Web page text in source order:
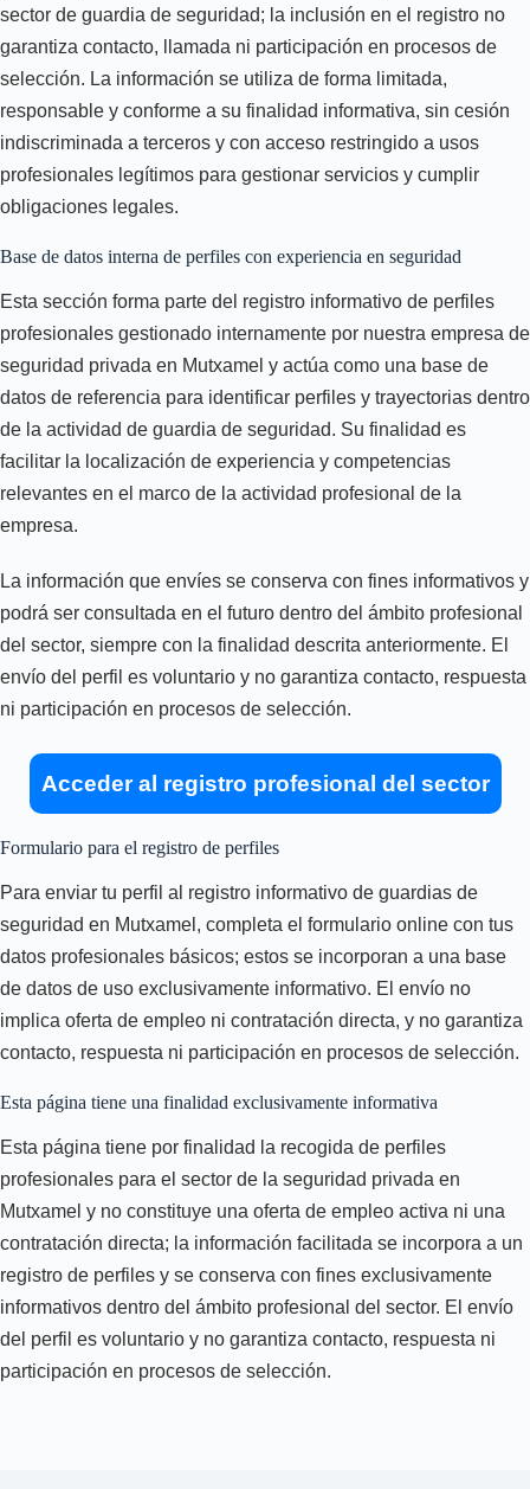
sector de guardia de seguridad; la inclusión en el registro no
garantiza contacto, llamada ni participación en procesos de
selección. La información se utiliza de forma limitada,
responsable y conforme a su finalidad informativa, sin cesión
indiscriminada a terceros y con acceso restringido a usos
profesionales legítimos para gestionar servicios y cumplir
obligaciones legales.
Base de datos interna de perfiles con experiencia en seguridad
Esta sección forma parte del registro informativo de perfiles
profesionales gestionado internamente por nuestra empresa de
seguridad privada en Mutxamel y actúa como una base de
datos de referencia para identificar perfiles y trayectorias dentro
de la actividad de guardia de seguridad. Su finalidad es
facilitar la localización de experiencia y competencias
relevantes en el marco de la actividad profesional de la
empresa.
La información que envíes se conserva con fines informativos y
podrá ser consultada en el futuro dentro del ámbito profesional
del sector, siempre con la finalidad descrita anteriormente. El
envío del perfil es voluntario y no garantiza contacto, respuesta
ni participación en procesos de selección.
Acceder al registro profesional del sector
Formulario para el registro de perfiles
Para enviar tu perfil al registro informativo de guardias de
seguridad en Mutxamel, completa el formulario online con tus
datos profesionales básicos; estos se incorporan a una base
de datos de uso exclusivamente informativo. El envío no
implica oferta de empleo ni contratación directa, y no garantiza
contacto, respuesta ni participación en procesos de selección.
Esta página tiene una finalidad exclusivamente informativa
Esta página tiene por finalidad la recogida de perfiles
profesionales para el sector de la seguridad privada en
Mutxamel y no constituye una oferta de empleo activa ni una
contratación directa; la información facilitada se incorpora a un
registro de perfiles y se conserva con fines exclusivamente
informativos dentro del ámbito profesional del sector. El envío
del perfil es voluntario y no garantiza contacto, respuesta ni
participación en procesos de selección.